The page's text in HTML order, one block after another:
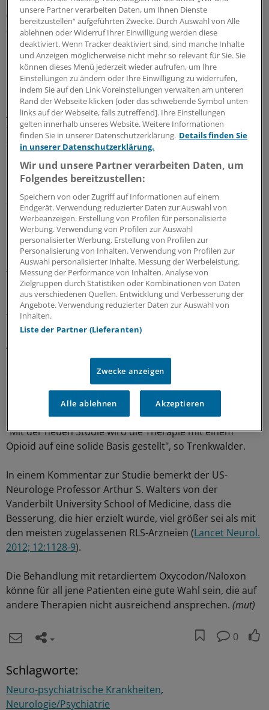
(mindestens 50 Prozent Reduktion des IRLS-Wertes),
aber nur etwa ein Drittel auf Placebo. Bei den
Remissionsraten war der Unterschied mit 42 versus 19
Prozent noch deutlicher.
Opioidtherapie "auf solide Basis gestellt"
An der offenen Phase hatten noch knapp 200 Patienten
teilgenommen. Unter der Oxycodon-Therapie näherten
sich die IRLS-Werte in beiden Gruppen rasch an. Zum
einem leichten RLS entspricht.
Signifikante Verbesserungen gab es auch bei der
Lebensqualität, der Schlafqualität und -dauer sowie
beim klinischen Gesamteindruck.
Unter der Oxycodon-Therapie zeigten sich vermehrt die
typischen Opioidnebenwirkungen: So klagten knapp 30
Prozent der Patienten über Fatigue und 20 Prozent über
Obstipation, in der Placebogruppe waren es mit 13 und
fünf Prozent deutlich weniger.
Augmentationssymptome wie ein früherer Beginn der
Beschwerden, eine verkürzte Wirkdauer, eine Zunahme
der RLS-Symptome oder Ausbreitung auf andere
Körperregionen wurden unter der Opioidbehandlung
nicht beobachtet.
"Mit der neuen Studie wird die Therapie mit einem
Opioid auf eine solide Basis gestellt", so Trenkwalder.
In einem Kommentar zur Studie bemerkt der US-
Neurologe Professor Arthur S. Walters von der
Vanderbilt University School of Medicine, dass die
Besserung, die hier erzielt wurde, viel größer sei als mit
den meisten zugelassenen RLS-Arzneien (Lancet Neurol.
2012; 12:1128-9).
Die Behandlung mit retardiertem Oxycodon/Naloxon
könne für all jene Patienten eine gute Wahl sein, die auf
andere Therapien nicht ausreichend ansprechen. (mut)
0
Schlagworte:
Neuro-psychiatrische Krankheiten
Neurologie/Psychiatrie
unsere Partner verarbeiten Daten, um Ihnen Dienste
bereitzustellen“ aufgeführten Zwecke. Durch Auswahl von Alle
ablehnen oder Widerruf Ihrer Einwilligung werden diese
deaktiviert. Wenn Tracker deaktiviert sind, sind manche Inhalte
und Anzeigen möglicherweise nicht mehr so relevant für Sie. Sie
können dieses Menü jederzeit wieder aufrufen, um Ihre
Einstellungen zu ändern oder Ihre Einwilligung zu widerrufen,
indem Sie auf den Link Voreinstellungen verwalten am unteren
Rand der Webseite klicken [oder das schwebende Symbol unten
links auf der Webseite, falls zutreffend]. Ihre Einstellungen
gelten innerhalb unseres Website. Weitere Informationen
finden Sie in unserer Datenschutzerklärung. Details finden Sie
in unserer Datenschutzerklärung.
Wir und unsere Partner verarbeiten Daten, um
Folgendes bereitzustellen:
Speichern von oder Zugriff auf Informationen auf einem
Endgerät. Verwendung reduzierter Daten zur Auswahl von
Werbeanzeigen. Erstellung von Profilen für personalisierte
Werbung. Verwendung von Profilen zur Auswahl
personalisierter Werbung. Erstellung von Profilen zur
Personalisierung von Inhalten. Verwendung von Profilen zur
Auswahl personalisierter Inhalte. Messung der Werbeleistung.
Messung der Performance von Inhalten. Analyse von
Zielgruppen durch Statistiken oder Kombinationen von Daten
aus verschiedenen Quellen. Entwicklung und Verbesserung der
Angebote. Verwendung reduzierter Daten zur Auswahl von
Inhalten.
Liste der Partner (Lieferanten)
Zwecke anzeigen
Alle ablehnen Akzeptieren